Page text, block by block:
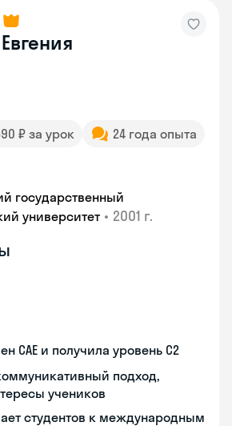
Евгения
₽ за урок
24 года опыта
государственный
университет • 2001 г.
CAE и получила уровень С2
подход,
учеников
студентов к международным